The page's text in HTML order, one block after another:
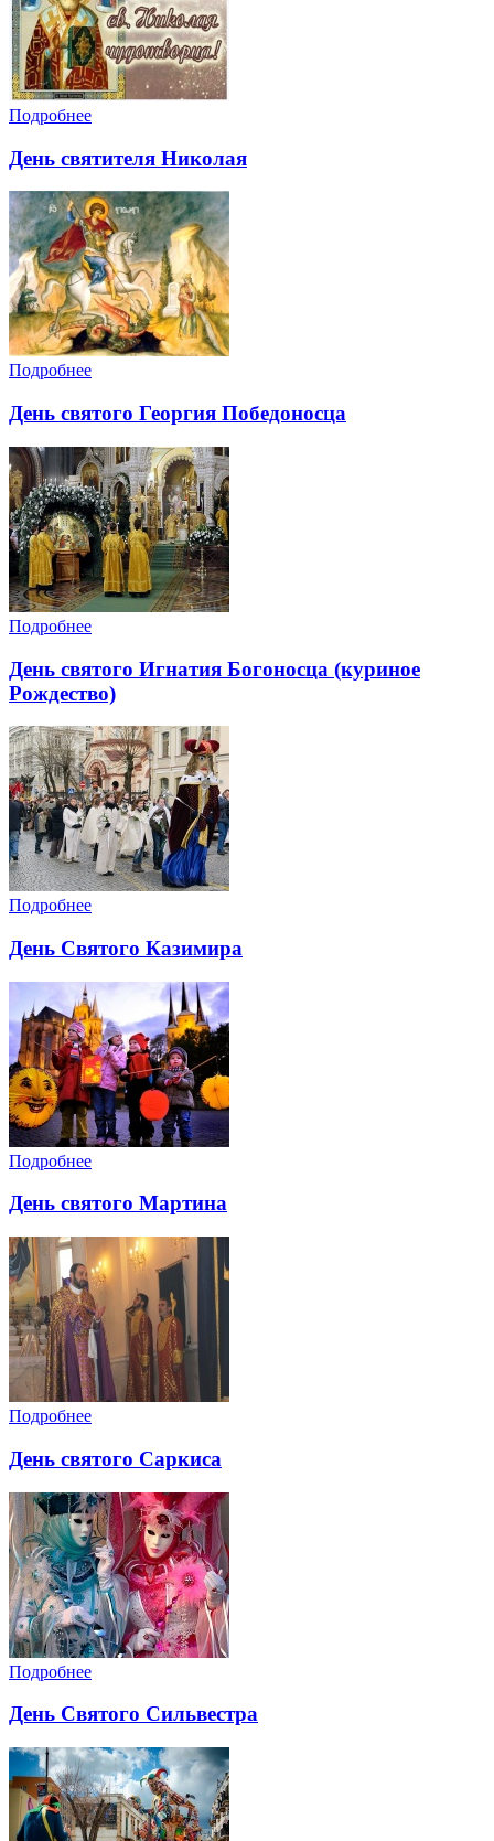
Подробнее
День святителя Николая
Подробнее
День святого Георгия Победоносца
Подробнее
День святого Игнатия Богоносца (куриное
Рождество)
Подробнее
День Святого Казимира
Подробнее
День святого Мартина
Подробнее
День святого Саркиса
Подробнее
День Святого Сильвестра